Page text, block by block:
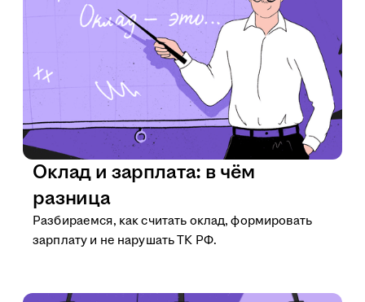
Оклад и зарплата: в чём
разница
Разбираемся, как считать оклад, формировать
зарплату и не нарушать ТК РФ.